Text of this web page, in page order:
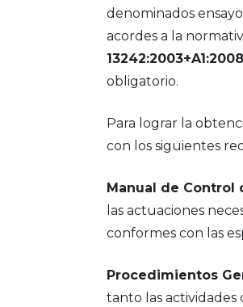
denominados
acordes a la
obligatorio.
Para lograr la
con los siguientes
Manual de Control
las actuaciones
conformes con las
Procedimientos
tanto las